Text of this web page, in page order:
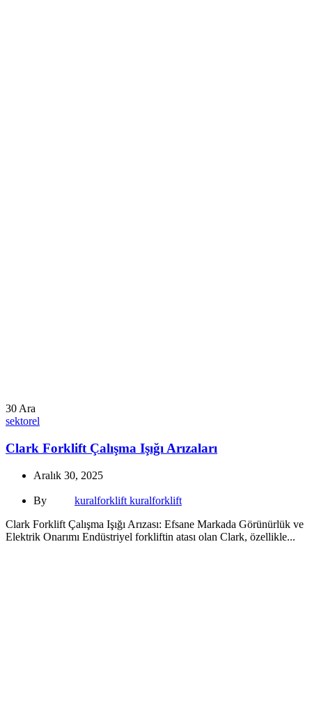
30 Ara
sektorel
Clark Forklift Çalışma Işığı Arızaları
Aralık 30, 2025
By
kuralforklift kuralforklift
Clark Forklift Çalışma Işığı Arızası: Efsane Markada Görünürlük ve
Elektrik Onarımı Endüstriyel forkliftin atası olan Clark, özellikle...